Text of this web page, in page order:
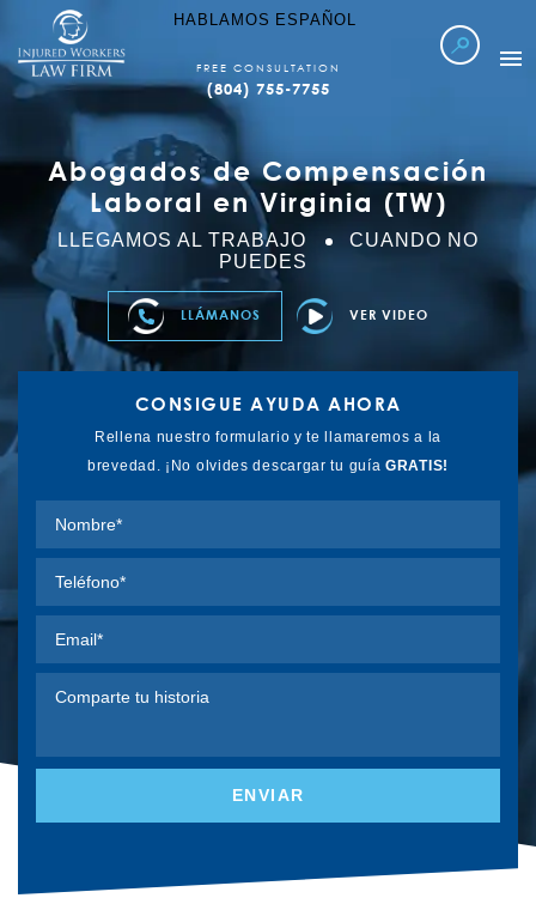
HABLAMOS ESPAÑOL
WORKERS COMP
LOCATIONS SERVED
ABOUT IWLF
CASE RESULTS
FAQ’S
LEARN MORE
REFER TO US
CONTACT US
FREE CONSULTATION
(804) 755-7755
Abogados de Compensación
Laboral en Virginia (TW)
LLEGAMOS AL TRABAJO
CUANDO NO
PUEDES
LLÁMANOS VER VIDEO
CONSIGUE AYUDA AHORA
Rellena nuestro formulario y te llamaremos a la
brevedad. ¡No olvides descargar tu guíaGRATIS!